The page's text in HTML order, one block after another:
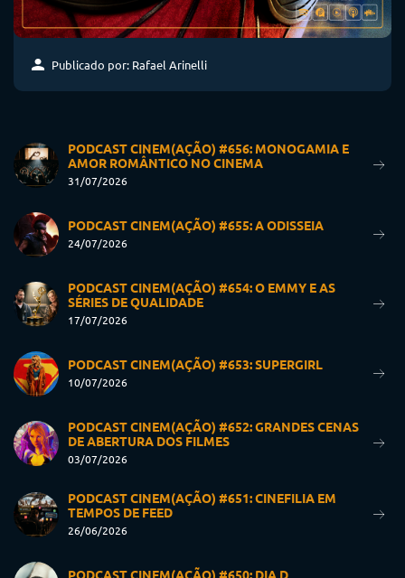
Publicado por: Rafael Arinelli
PODCAST CINEM(AÇÃO) #656: MONOGAMIA E
AMOR ROMÂNTICO NO CINEMA
31/07/2026
PODCAST CINEM(AÇÃO) #655: A ODISSEIA
24/07/2026
PODCAST CINEM(AÇÃO) #654: O EMMY E AS
SÉRIES DE QUALIDADE
17/07/2026
PODCAST CINEM(AÇÃO) #653: SUPERGIRL
10/07/2026
PODCAST CINEM(AÇÃO) #652: GRANDES CENAS
DE ABERTURA DOS FILMES
03/07/2026
PODCAST CINEM(AÇÃO) #651: CINEFILIA EM
TEMPOS DE FEED
26/06/2026
PODCAST CINEM(AÇÃO) #650: DIA D